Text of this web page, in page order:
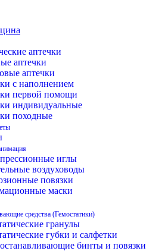
аптечки
аптечки
аптечки
с наполнением
первой помощи
индивидуальные
походные
иглы
воздуховоды
повязки
маски
средства (Гемостатики)
гранулы
губки и салфетки
бинты и повязки